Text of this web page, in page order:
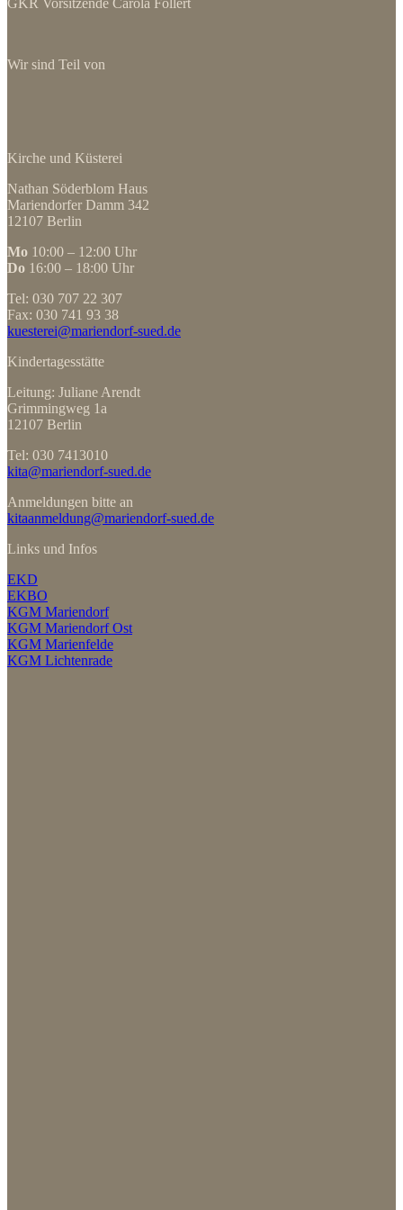
Wir sind Teil von
Kirche und Küsterei
Nathan Söderblom Haus
Mariendorfer Damm 342
12107 Berlin
Mo 10:00 – 12:00 Uhr
Do 16:00 – 18:00 Uhr
Tel: 030 707 22 307
Fax: 030 741 93 38
kuesterei@mariendorf-sued.de
Kindertagesstätte
Leitung: Juliane Arendt
Grimmingweg 1a
12107 Berlin
Tel: 030 7413010
kita@mariendorf-sued.de
Anmeldungen bitte an
kitaanmeldung@mariendorf-sued.de
Links und Infos
EKD
EKBO
KGM Mariendorf
KGM Mariendorf Ost
KGM Marienfelde
KGM Lichtenrade